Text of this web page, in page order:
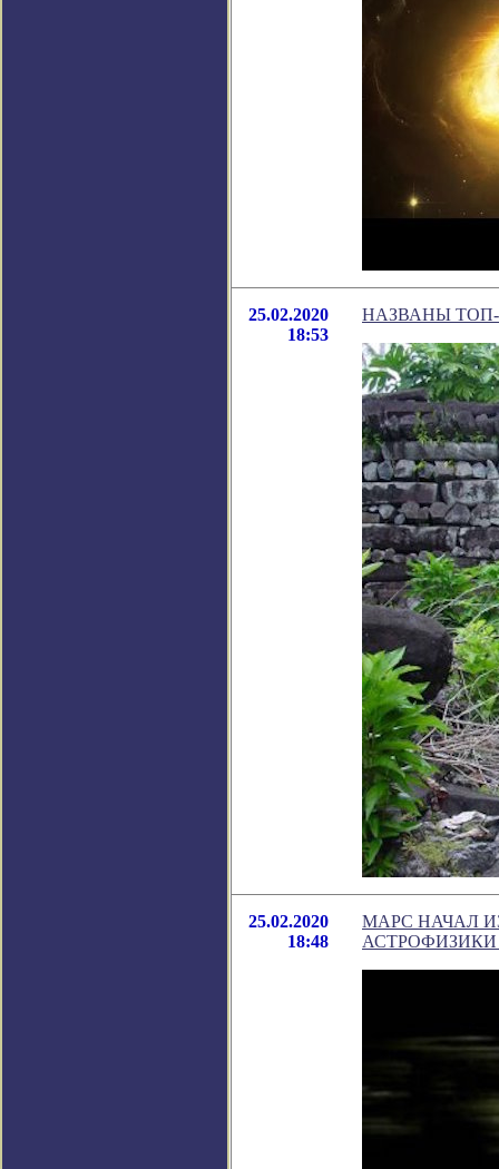
25.02.2020
18:53
НАЗВАНЫ
25.02.2020
18:48
МАРС НАЧАЛ